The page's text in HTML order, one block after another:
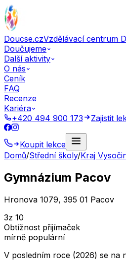
Doucse.czVzdělávací centrum
Doučujeme
Další aktivity
O nás
Ceník
FAQ
Recenze
Kariéra
+420 494 900 173
Zajistit
Koupit lekce
Domů/Střední školy/Kraj
Gymnázium Pacov
Hronova 1079, 395 01 Pacov
3z 10
Obtížnost přijímaček
mírně populární
V posledním roce (2026) se na